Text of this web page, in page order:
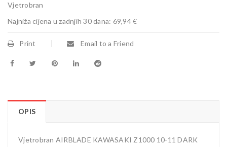
Vjetrobran
Najniža cijena u zadnjih 30 dana: 69,94 €
Print Email to a Friend
OPIS
Vjetrobran AIRBLADE KAWASAKI Z1000 10-11 DARK